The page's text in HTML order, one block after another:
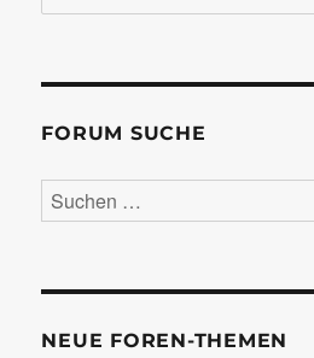
nach:
FORUM SUCHE
NEUE FOREN-THEMEN